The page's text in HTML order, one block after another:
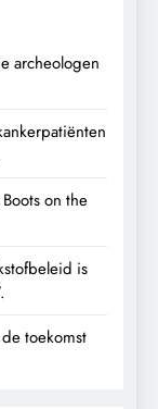
archeologen
on the
is
toekomst